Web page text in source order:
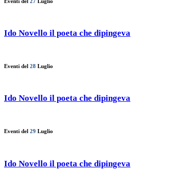
Ido Novello il poeta che dipingeva
Eventi del 28 Luglio
Ido Novello il poeta che dipingeva
Eventi del 29 Luglio
Ido Novello il poeta che dipingeva